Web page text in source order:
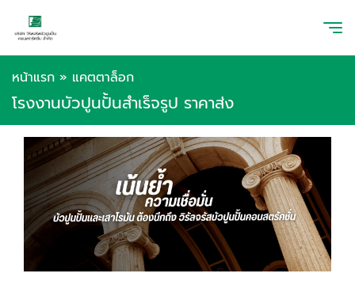
หน้าแรก » แคตตาล็อก
โรงงานบัวปูนปั้นสำเร็จรูป ราคาส่ง